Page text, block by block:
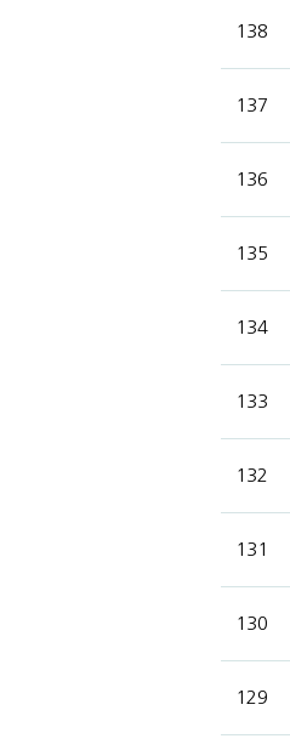
138
137
136
135
134
133
132
131
130
129